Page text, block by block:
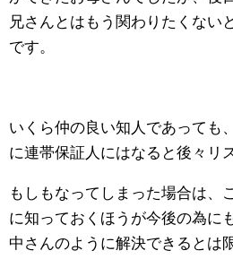
兄さんとはもう関わりたくない
です。
いくら仲の良い知人であっても
に連帯保証人にはなると後々リ
もしもなってしまった場合は、
に知っておくほうが今後の為に
中さんのように解決できるとは